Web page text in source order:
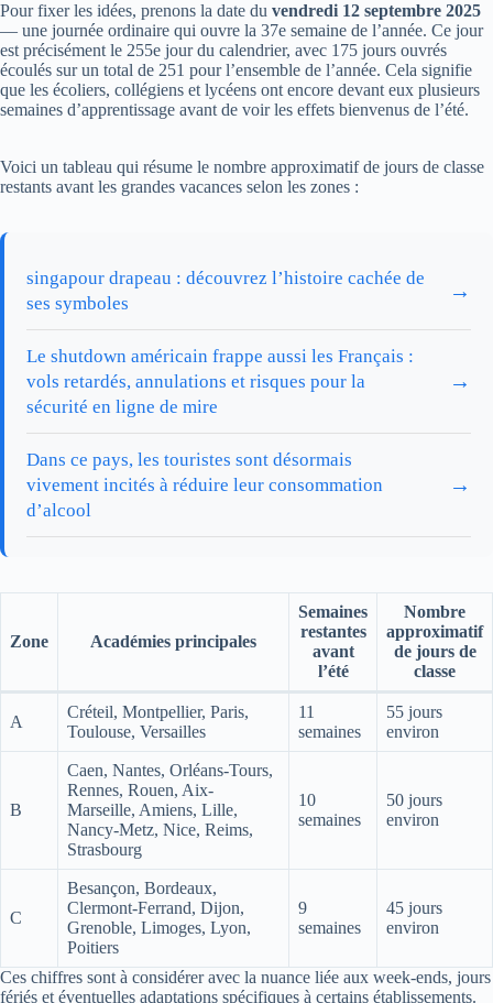
Pour fixer les idées, prenons la date du vendredi 12 septembre 2025
— une journée ordinaire qui ouvre la 37e semaine de l’année. Ce jour
est précisément le 255e jour du calendrier, avec 175 jours ouvrés
écoulés sur un total de 251 pour l’ensemble de l’année. Cela signifie
que les écoliers, collégiens et lycéens ont encore devant eux plusieurs
semaines d’apprentissage avant de voir les effets bienvenus de l’été.
Voici un tableau qui résume le nombre approximatif de jours de classe
restants avant les grandes vacances selon les zones :
singapour drapeau : découvrez l’histoire cachée de
ses symboles
→
Le shutdown américain frappe aussi les Français :
vols retardés, annulations et risques pour la
sécurité en ligne de mire
→
Dans ce pays, les touristes sont désormais
vivement incités à réduire leur consommation
d’alcool
→
Zone Académies principales
Semaines
restantes
avant
l’été
Nombre
approximatif
de jours de
classe
A
Créteil, Montpellier, Paris,
Toulouse, Versailles
11
semaines
55 jours
environ
B
Caen, Nantes, Orléans-Tours,
Rennes, Rouen, Aix-
Marseille, Amiens, Lille,
Nancy-Metz, Nice, Reims,
Strasbourg
10
semaines
50 jours
environ
C
Besançon, Bordeaux,
Clermont-Ferrand, Dijon,
Grenoble, Limoges, Lyon,
Poitiers
9
semaines
45 jours
environ
Ces chiffres sont à considérer avec la nuance liée aux week-ends, jours
fériés et éventuelles adaptations spécifiques à certains établissements.